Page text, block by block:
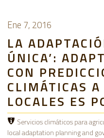
Ene 7, 2016
LA
ÚNICA’:
CON
CLIMÁTICAS A
LOCALES ES
Servicios climáticos para
local adaptation planning and